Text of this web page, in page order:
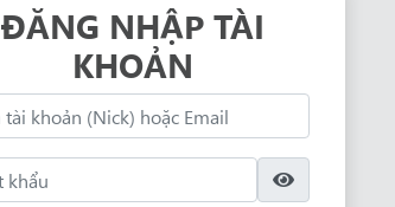
ĐĂNG NHẬP TÀI
KHOẢN